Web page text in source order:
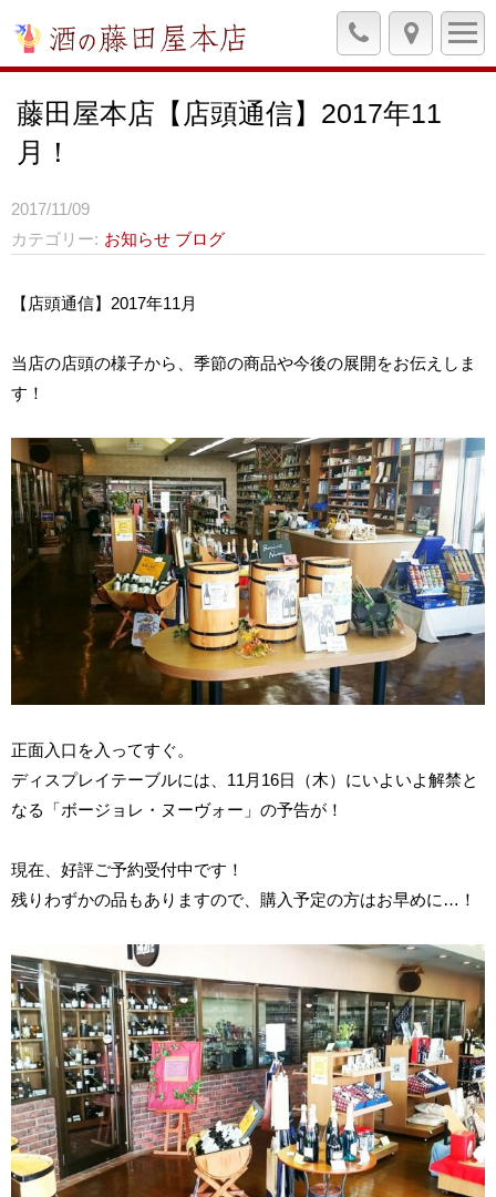
藤田屋本店【店頭通信】2017年11
月！
2017/11/09
カテゴリー
お知らせ ブログ
【店頭通信】2017年11月
当店の店頭の様子から、季節の商品や今後の展開をお伝えしま
す！
正面入口を入ってすぐ。
ディスプレイテーブルには、11月16日（木）にいよいよ解禁と
なる「ボージョレ・ヌーヴォー」の予告が！
現在、好評ご予約受付中です！
残りわずかの品もありますので、購入予定の方はお早めに…！